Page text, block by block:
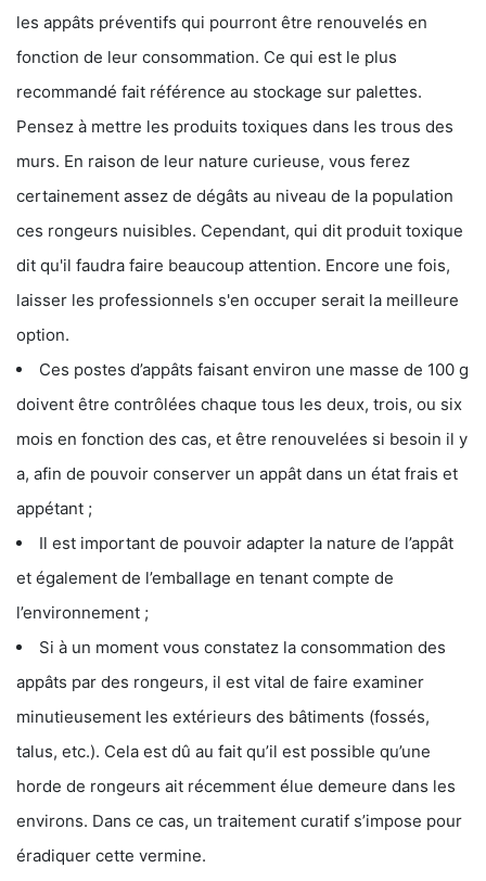
les appâts préventifs qui pourront être renouvelés en
fonction de leur consommation. Ce qui est le plus
recommandé fait référence au stockage sur palettes.
Pensez à mettre les produits toxiques dans les trous des
murs. En raison de leur nature curieuse, vous ferez
certainement assez de dégâts au niveau de la population
ces rongeurs nuisibles. Cependant, qui dit produit toxique
dit qu'il faudra faire beaucoup attention. Encore une fois,
laisser les professionnels s'en occuper serait la meilleure
option.
Ces postes d’appâts faisant environ une masse de 100 g
doivent être contrôlées chaque tous les deux, trois, ou six
mois en fonction des cas, et être renouvelées si besoin il y
a, afin de pouvoir conserver un appât dans un état frais et
appétant ;
Il est important de pouvoir adapter la nature de l’appât
et également de l’emballage en tenant compte de
l’environnement ;
Si à un moment vous constatez la consommation des
appâts par des rongeurs, il est vital de faire examiner
minutieusement les extérieurs des bâtiments (fossés,
talus, etc.). Cela est dû au fait qu’il est possible qu’une
horde de rongeurs ait récemment élue demeure dans les
environs. Dans ce cas, un traitement curatif s’impose pour
éradiquer cette vermine.